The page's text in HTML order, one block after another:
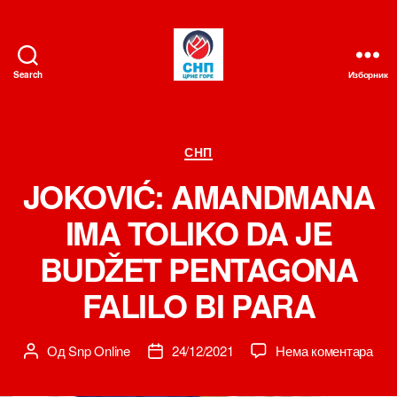
Search Изборник
Категорије
СНП
JOKOVIĆ: AMANDMANA
IMA TOLIKO DA JE
BUDŽET PENTAGONA
FALILO BI PARA
Аутор
ОдSnp Online
Датум24/12/2021 Нема коментарана